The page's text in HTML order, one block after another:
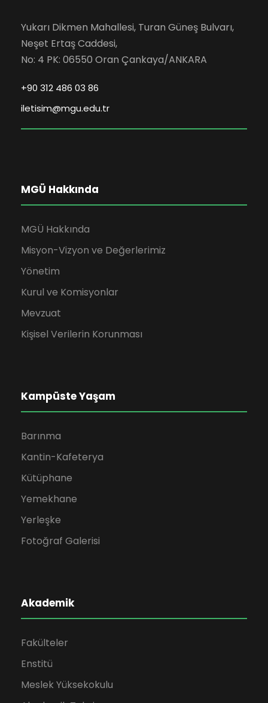
Yukarı Dikmen Mahallesi, Turan Güneş Bulvarı,
Neşet Ertaş Caddesi,
No: 4 PK: 06550 Oran Çankaya/ANKARA
+90 312 486 03 86
iletisim@mgu.edu.tr
MGÜ Hakkında
MGÜ Hakkında
Misyon-Vizyon ve Değerlerimiz
Yönetim
Kurul ve Komisyonlar
Mevzuat
Kişisel Verilerin Korunması
Kampüste Yaşam
Barınma
Kantin-Kafeterya
Kütüphane
Yemekhane
Yerleşke
Fotoğraf Galerisi
Akademik
Fakülteler
Enstitü
Meslek Yüksekokulu